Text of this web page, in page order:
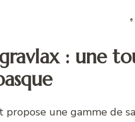
: une
propose une gamme de